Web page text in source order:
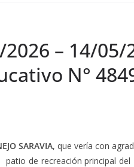
2026 – 14/
N°
SARAVIA, que vería con
de recreación principal